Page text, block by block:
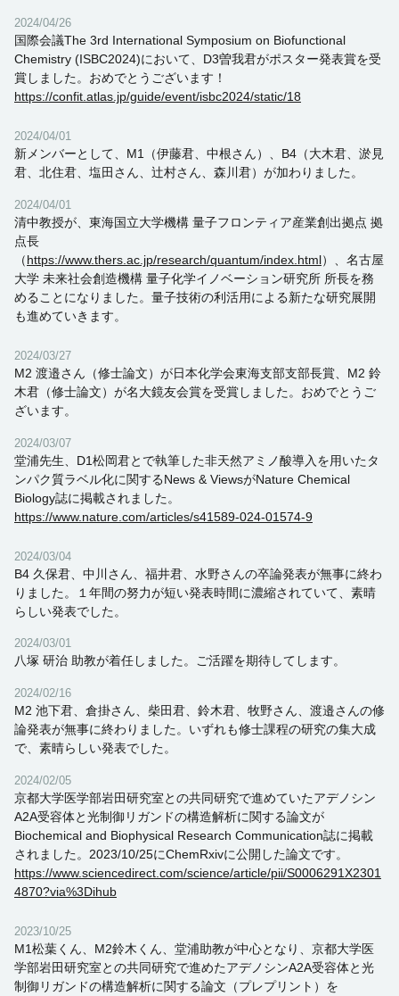
2024/04/26
国際会議The 3rd International Symposium on Biofunctional
Chemistry (ISBC2024)において、D3曽我君がポスター発表賞を受
賞しました。おめでとうございます！
https://confit.atlas.jp/guide/event/isbc2024/static/18
2024/04/01
新メンバーとして、M1（伊藤君、中根さん）、B4（大木君、淤見
君、北住君、塩田さん、辻村さん、森川君）が加わりました。
2024/04/01
清中教授が、東海国立大学機構 量子フロンティア産業創出拠点 拠
点長
（https://www.thers.ac.jp/research/quantum/index.html）
、名古屋
大学 未来社会創造機構 量子化学イノベーション研究所 所長を務
めることになりました。量子技術の利活用による新たな研究展開
も進めていきます。
2024/03/27
M2 渡邉さん（修士論文）が日本化学会東海支部支部長賞、M2 鈴
木君（修士論文）が名大鏡友会賞を受賞しました。おめでとうご
ざいます。
2024/03/07
堂浦先生、D1松岡君とで執筆した非天然アミノ酸導入を用いたタ
ンパク質ラベル化に関するNews & ViewsがNature Chemical
Biology誌に掲載されました。
https://www.nature.com/articles/s41589-024-01574-9
2024/03/04
B4 久保君、中川さん、福井君、水野さんの卒論発表が無事に終わ
りました。１年間の努力が短い発表時間に濃縮されていて、素晴
らしい発表でした。
2024/03/01
八塚 研治 助教が着任しました。ご活躍を期待してします。
2024/02/16
M2 池下君、倉掛さん、柴田君、鈴木君、牧野さん、渡邉さんの修
論発表が無事に終わりました。いずれも修士課程の研究の集大成
で、素晴らしい発表でした。
2024/02/05
京都大学医学部岩田研究室との共同研究で進めていたアデノシン
A2A受容体と光制御リガンドの構造解析に関する論文が
Biochemical and Biophysical Research Communication誌に掲載
されました。2023/10/25にChemRxivに公開した論文です。
https://www.sciencedirect.com/science/article/pii/S0006291X2301
4870?via%3Dihub
2023/10/25
M1松葉くん、M2鈴木くん、堂浦助教が中心となり、京都大学医
学部岩田研究室との共同研究で進めたアデノシンA2A受容体と光
制御リガンドの構造解析に関する論文（プレプリント）を